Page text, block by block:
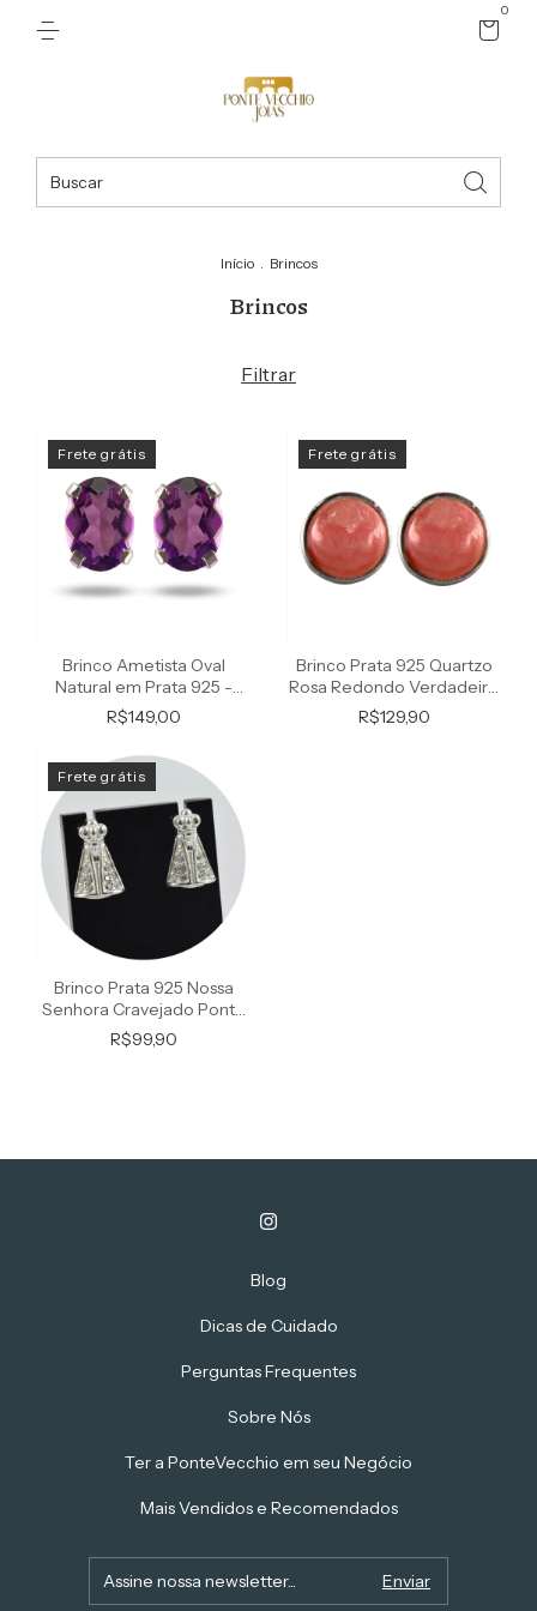
0
Início . Brincos
Brincos
Filtrar
Frete grátis
Brinco Ametista Oval
Natural em Prata 925 -
Ponte Vecchio
R$149,00
Frete grátis
Brinco Prata 925 Quartzo
Rosa Redondo Verdadeiro
e Natural
R$129,90
Frete grátis
Brinco Prata 925 Nossa
Senhora Cravejado Ponte
Vecchio Joias
R$99,90
Blog
Dicas de Cuidado
Perguntas Frequentes
Sobre Nós
Ter a PonteVecchio em seu Negócio
Mais Vendidos e Recomendados